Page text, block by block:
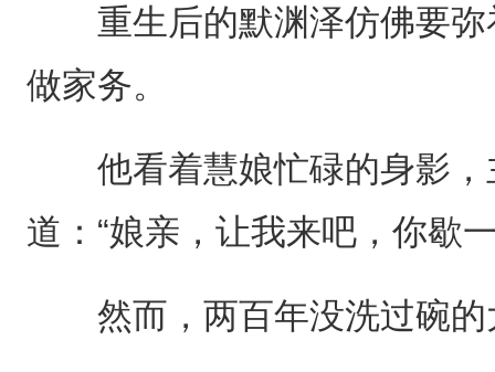
重生后的默渊泽仿佛要弥
做家务。
他看着慧娘忙碌的身影，
道：“娘亲，让我来吧，你歇
然而，两百年没洗过碗的